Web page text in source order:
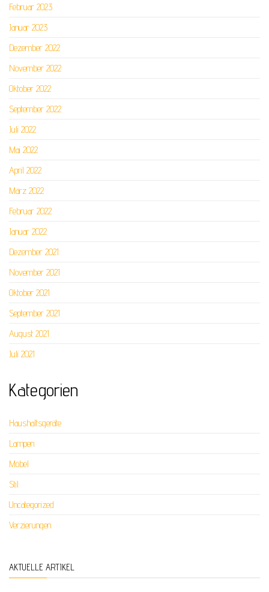
Februar 2023
Januar 2023
Dezember 2022
November 2022
Oktober 2022
September 2022
Juli 2022
Mai 2022
April 2022
März 2022
Februar 2022
Januar 2022
Dezember 2021
November 2021
Oktober 2021
September 2021
August 2021
Juli 2021
Kategorien
Haushaltsgeräte
Lampen
Möbel
Stil
Uncategorized
Verzierungen
AKTUELLE ARTIKEL